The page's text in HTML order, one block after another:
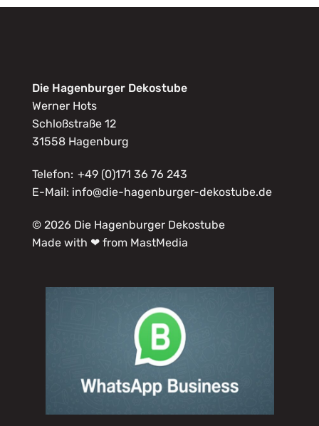
Die Hagenburger Dekostube
Werner Hots
Schloßstraße 12
31558 Hagenburg
Telefon: +49 (0)171 36 76 243
E-Mail: info@die-hagenburger-dekostube.de
© 2026 Die Hagenburger Dekostube
Made with ❤ from MastMedia